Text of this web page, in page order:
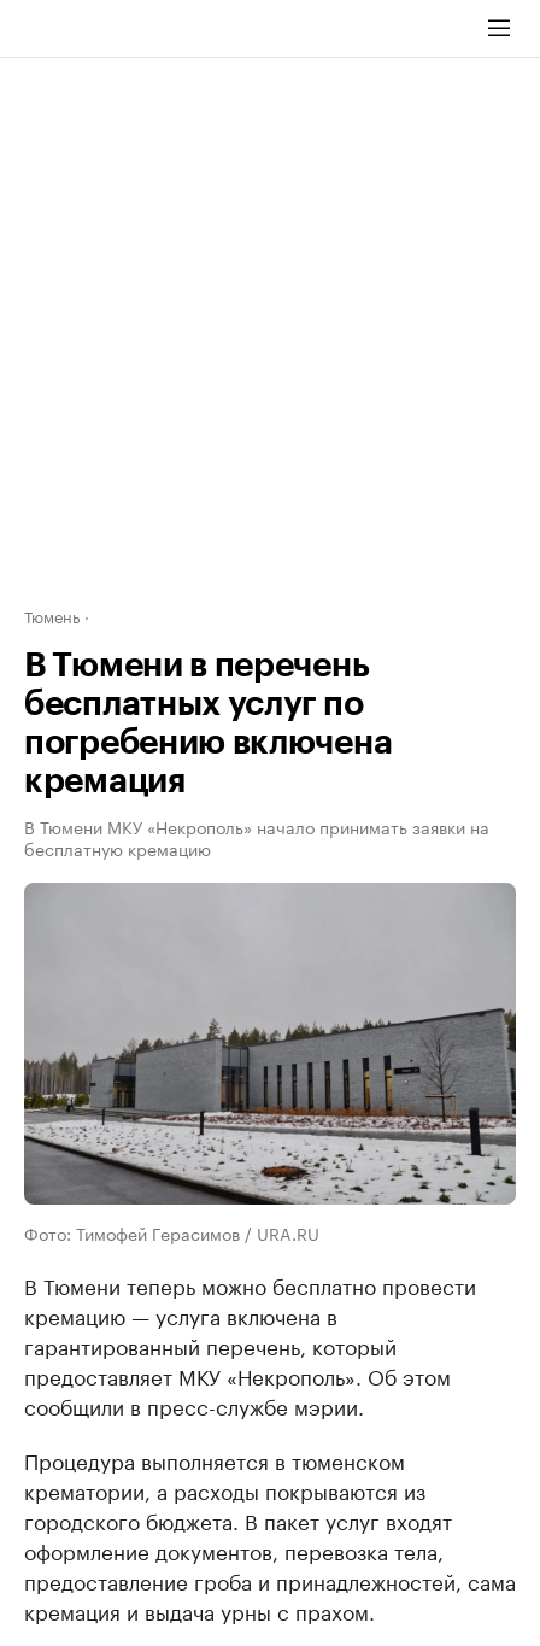
Тюмень
В Тюмени в перечень
бесплатных услуг по
погребению включена
кремация
В Тюмени МКУ «Некрополь» начало принимать заявки на
бесплатную кремацию
Фото: Тимофей Герасимов / URA.RU
В Тюмени теперь можно бесплатно провести
кремацию — услуга включена в
гарантированный перечень, который
предоставляет МКУ «Некрополь». Об этом
сообщили в пресс-службе мэрии.
Процедура выполняется в тюменском
крематории, а расходы покрываются из
городского бюджета. В пакет услуг входят
оформление документов, перевозка тела,
предоставление гроба и принадлежностей, сама
кремация и выдача урны с прахом.